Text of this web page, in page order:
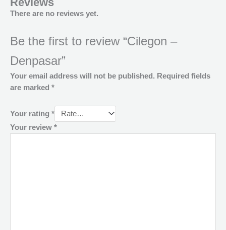
There are no reviews yet.
Be the first to review “Cilegon –
Denpasar”
Your email address will not be published. Required fields
are marked *
Your rating *
Your review *